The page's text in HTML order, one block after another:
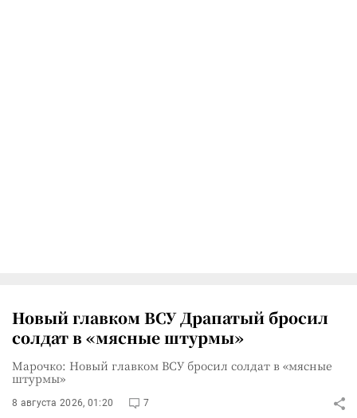
Новый главком ВСУ Драпатый бросил
солдат в «мясные штурмы»
Марочко: Новый главком ВСУ бросил солдат в «мясные
штурмы»
8 августа 2026, 01:20 7